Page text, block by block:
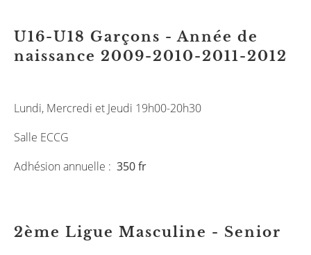
U16-U18 Garçons - Année de
naissance 2009-2010-2011-2012
Lundi, Mercredi et Jeudi 19h00-20h30
Salle ECCG
Adhésion annuelle : 350 fr
2ème Ligue Masculine - Senior